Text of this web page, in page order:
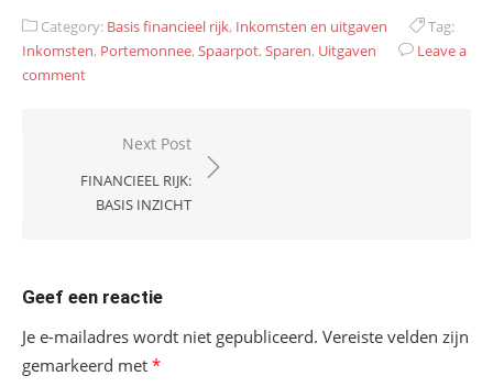
Category: Basis financieel rijk, Inkomsten en uitgaven
Tag:
Inkomsten, Portemonnee, Spaarpot, Sparen, Uitgaven
Leave a
comment
navigatie
Next Post
FINANCIEEL RIJK:
BASIS INZICHT
Geef een reactie
Je e-mailadres wordt niet gepubliceerd. Vereiste velden zijn
gemarkeerd met *